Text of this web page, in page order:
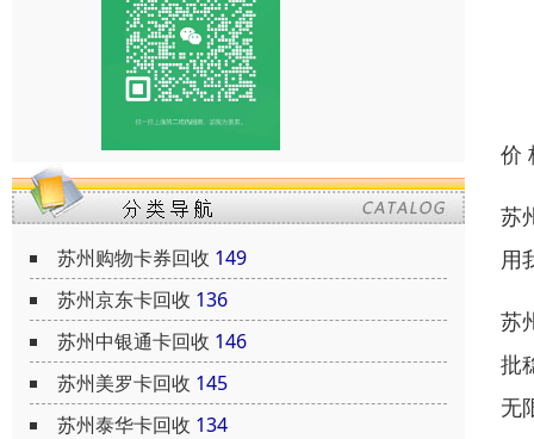
苏州购物卡券回收 149
苏州京东卡回收 136
苏州中银通卡回收 146
苏州美罗卡回收 145
苏州泰华卡回收 134
价
苏
用
苏
批
无